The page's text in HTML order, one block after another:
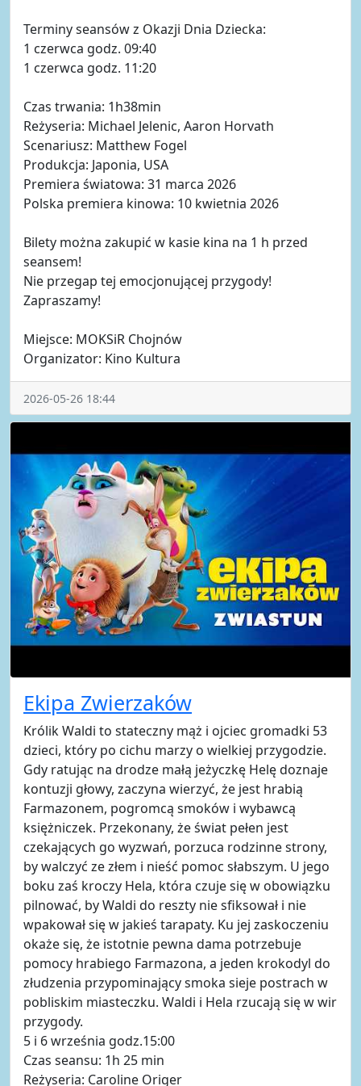
Terminy seansów z Okazji Dnia Dziecka:
1 czerwca godz. 09:40
1 czerwca godz. 11:20
Czas trwania: 1h38min
Reżyseria: Michael Jelenic, Aaron Horvath
Scenariusz: Matthew Fogel
Produkcja: Japonia, USA
Premiera światowa: 31 marca 2026
Polska premiera kinowa: 10 kwietnia 2026
Bilety można zakupić w kasie kina na 1 h przed
seansem!
Nie przegap tej emocjonującej przygody!
Zapraszamy!
Miejsce: MOKSiR Chojnów
Organizator: Kino Kultura
2026-05-26 18:44
Ekipa Zwierzaków
Królik Waldi to stateczny mąż i ojciec gromadki 53
dzieci, który po cichu marzy o wielkiej przygodzie.
Gdy ratując na drodze małą jeżyczkę Helę doznaje
kontuzji głowy, zaczyna wierzyć, że jest hrabią
Farmazonem, pogromcą smoków i wybawcą
księżniczek. Przekonany, że świat pełen jest
czekających go wyzwań, porzuca rodzinne strony,
by walczyć ze złem i nieść pomoc słabszym. U jego
boku zaś kroczy Hela, która czuje się w obowiązku
pilnować, by Waldi do reszty nie sfiksował i nie
wpakował się w jakieś tarapaty. Ku jej zaskoczeniu
okaże się, że istotnie pewna dama potrzebuje
pomocy hrabiego Farmazona, a jeden krokodyl do
złudzenia przypominający smoka sieje postrach w
pobliskim miasteczku. Waldi i Hela rzucają się w wir
przygody.
5 i 6 września godz.15:00
Czas seansu: 1h 25 min
Reżyseria: Caroline Origer